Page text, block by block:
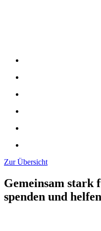
Zur Übersicht
Gemeinsam stark
spenden und